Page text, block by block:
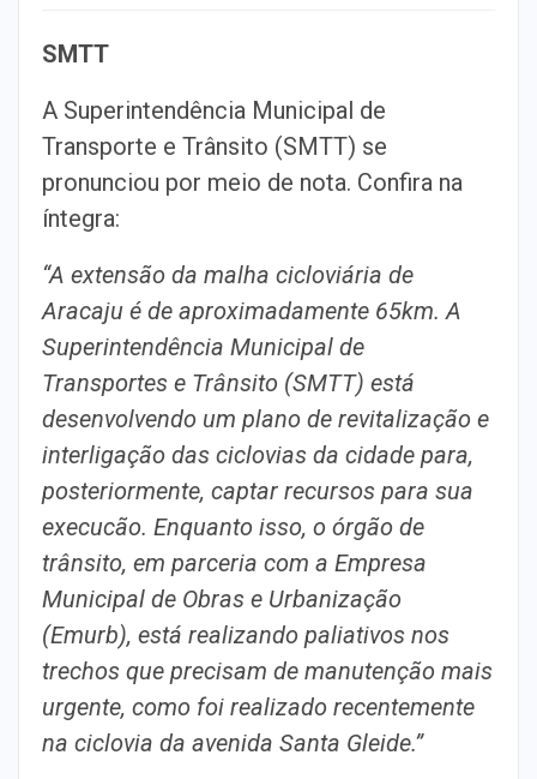
SMTT
A Superintendência Municipal de
Transporte e Trânsito (SMTT) se
pronunciou por meio de nota. Confira na
íntegra:
“A extensão da malha cicloviária de
Aracaju é de aproximadamente 65km. A
Superintendência Municipal de
Transportes e Trânsito (SMTT) está
desenvolvendo um plano de revitalização e
interligação das ciclovias da cidade para,
posteriormente, captar recursos para sua
execucão. Enquanto isso, o órgão de
trânsito, em parceria com a Empresa
Municipal de Obras e Urbanização
(Emurb), está realizando paliativos nos
trechos que precisam de manutenção mais
urgente, como foi realizado recentemente
na ciclovia da avenida Santa Gleide.”